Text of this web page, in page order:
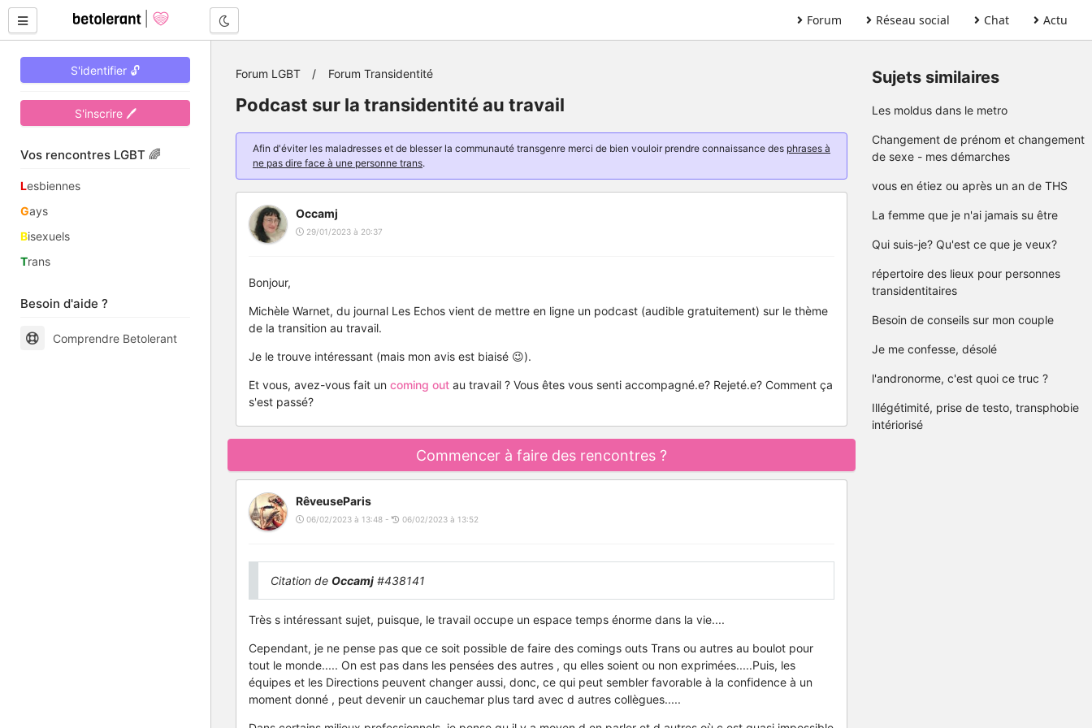
Forum Réseau social Chat Actu
S'identifier 🔓
S'inscrire 🖊
Vos rencontres LGBT 🌈
Lesbiennes
Gays
Bisexuels
Trans
Besoin d'aide ?
Comprendre Betolerant
Forum LGBT Forum Transidentité
Podcast sur la transidentité au travail
Afin d'éviter les maladresses et de blesser la communauté transgenre merci de bien vouloir prendre connaissance des phrases à
ne pas dire face à une personne trans.
Occamj
29/01/2023 à 20:37
Bonjour,
Michèle Warnet, du journal Les Echos vient de mettre en ligne un podcast (audible gratuitement) sur le thème
de la transition au travail.
Je le trouve intéressant (mais mon avis est biaisé 😉).
Et vous, avez-vous fait un coming out au travail ? Vous êtes vous senti accompagné.e? Rejeté.e? Comment ça
s'est passé?
Commencer à faire des rencontres ?
RêveuseParis
06/02/2023 à 13:48 - 06/02/2023 à 13:52
Citation de Occamj #438141
Très s intéressant sujet, puisque, le travail occupe un espace temps énorme dans la vie....
Cependant, je ne pense pas que ce soit possible de faire des comings outs Trans ou autres au boulot pour
tout le monde..... On est pas dans les pensées des autres , qu elles soient ou non exprimées.....Puis, les
équipes et les Directions peuvent changer aussi, donc, ce qui peut sembler favorable à la confidence à un
moment donné , peut devenir un cauchemar plus tard avec d autres collègues.....
Sujets similaires
Les moldus dans le metro
Changement de prénom et changement
de sexe - mes démarches
vous en étiez ou après un an de THS
La femme que je n'ai jamais su être
Qui suis-je? Qu'est ce que je veux?
répertoire des lieux pour personnes
transidentitaires
Besoin de conseils sur mon couple
Je me confesse, désolé
l'andronorme, c'est quoi ce truc ?
Illégétimité, prise de testo, transphobie
intériorisé